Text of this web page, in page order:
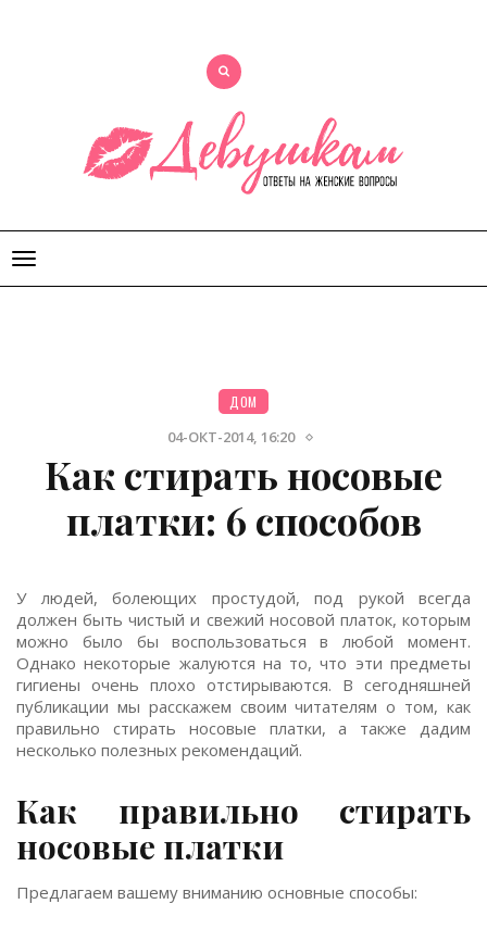
Открыть
меню
ДОМ
04-ОКТ-2014, 16:20
Как стирать носовые
платки: 6 способов
У людей, болеющих простудой, под рукой всегда
должен быть чистый и свежий носовой платок, которым
можно было бы воспользоваться в любой момент.
Однако некоторые жалуются на то, что эти предметы
гигиены очень плохо отстирываются. В сегодняшней
публикации мы расскажем своим читателям о том, как
правильно стирать носовые платки, а также дадим
несколько полезных рекомендаций.
Как правильно стирать
носовые платки
Предлагаем вашему вниманию основные способы: